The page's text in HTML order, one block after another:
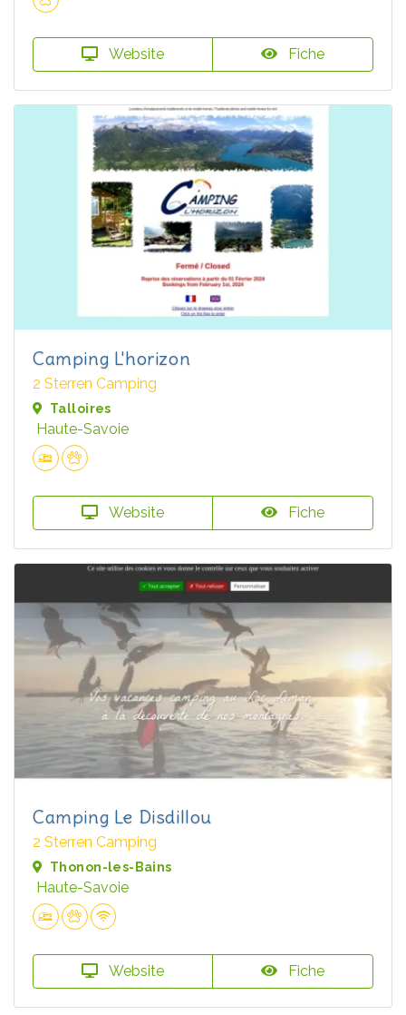
Website Fiche
Camping L'horizon
2 Sterren Camping
Talloires
Haute-Savoie
Website Fiche
Camping Le Disdillou
2 Sterren Camping
Thonon-les-Bains
Haute-Savoie
Website Fiche